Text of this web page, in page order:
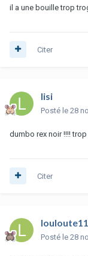
il a une bouille trop
Citer
lisi
Posté le 28
dumbo rex noir !!!!
Citer
Posté le 28